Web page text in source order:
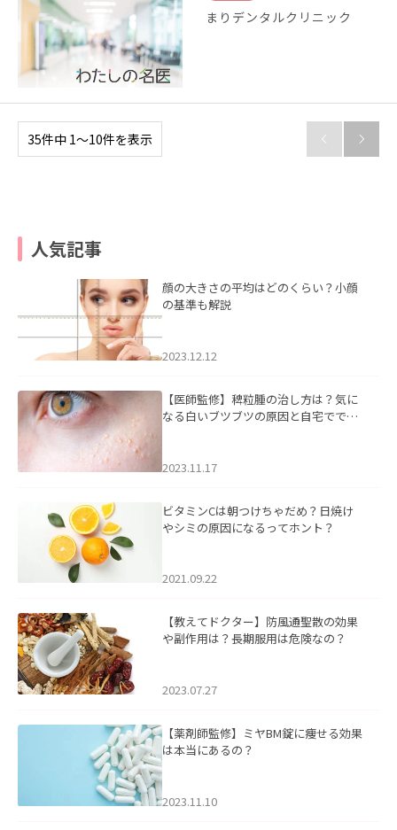
まりデンタルクリニック
35件中 1〜10件を表示  
人気記事
顔の大きさの平均はどのくらい？小顔
の基準も解説
2023.12.12
【医師監修】稗粒腫の治し方は？気に
なる白いブツブツの原因と自宅ででき
2023.11.17
ビタミンCは朝つけちゃだめ？日焼け
やシミの原因になるってホント？
2021.09.22
【教えてドクター】防風通聖散の効果
や副作用は？長期服用は危険なの？
2023.07.27
【薬剤師監修】ミヤBM錠に痩せる効果
は本当にあるの？
2023.11.10